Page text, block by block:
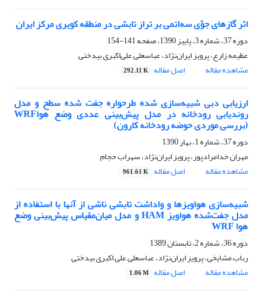
اثر گازهای جوّی سه‌اتمی ‌بر تراز تابشی در منطقه کویری مرکز ایران
دوره 37، شماره 3، پاییز 1390، صفحه
141-154
عظیمه زارع، پرویز ایران‌نژاد، عباسعلی علی‌اکبری بیدختی
مشاهده مقاله
اصل مقاله 292.11 K
ارزیابی دبی شبیه‌‌سازی شده طرحواره جفت شده سطح و مدل
روندیابی رودخانه در مدل پیش‌بینی عددی وضع هواWRF
(بررسی موردی حوضه رودخانه کارون)
دوره 37، شماره 1، بهار 1390
مهران خدامرادپور، پرویز ایران‌نژاد، سهراب حجام
مشاهده مقاله
اصل مقاله 961.61 K
شبیه‌سازی هواویزها و واداشت تابشی ناشی از آنها با استفاده از
مدل جفت‌شده هواویز HAM و مدل میان‌مقیاس پیش‌بینی وضع
هوا WRF
دوره 36، شماره 2، تابستان 1389
رباب مشایخی، پرویز ایران‌نژاد، عباسعلی علی اکبری بیدختی
مشاهده مقاله
اصل مقاله 1.06 M